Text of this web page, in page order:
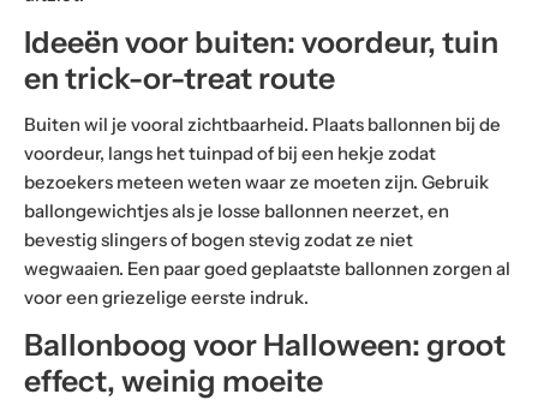
Ideeën voor buiten: voordeur, tuin
en trick-or-treat route
Buiten wil je vooral zichtbaarheid. Plaats ballonnen bij de
voordeur, langs het tuinpad of bij een hekje zodat
bezoekers meteen weten waar ze moeten zijn. Gebruik
ballongewichtjes als je losse ballonnen neerzet, en
bevestig slingers of bogen stevig zodat ze niet
wegwaaien. Een paar goed geplaatste ballonnen zorgen al
voor een griezelige eerste indruk.
Ballonboog voor Halloween: groot
effect, weinig moeite